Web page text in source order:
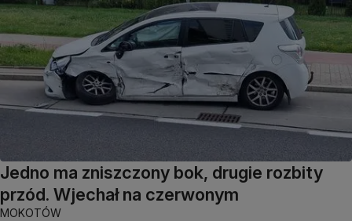
Jedno ma zniszczony bok, drugie rozbity
przód. Wjechał na czerwonym
MOKOTÓW